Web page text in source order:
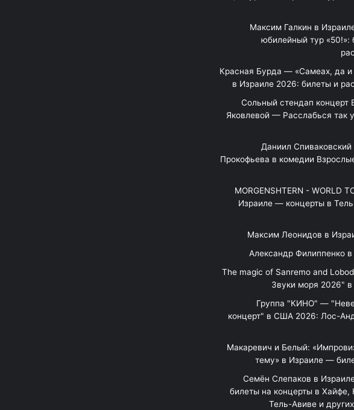
Максим Галкин в
юбилейный тур «50!»:
Красная Бурда — «Самеах, да и
в Израиле 2026: билеты и
"Сольный стендап концерт
Яковлевой — Расслабься так
"Даниил Спиваковский
Прокофьева в комедии
MORGENSHTERN - WORLD
Израиле — концерты в
Максим Леонидов в
Александр Филиппенко
"The magic of Sanremo and
Звуки моря 2026"
Группа "КИНО" —
концерт" в США 2026: Лос-
Макаревич и Белый:
тему» в Израиле —
Семён Слепаков в
билеты на концерты в Хайфе,
Тель-Авиве и